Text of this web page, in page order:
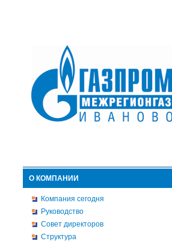
О КОМПАНИИ
Компания сегодня
Руководство
Совет директоров
Структура